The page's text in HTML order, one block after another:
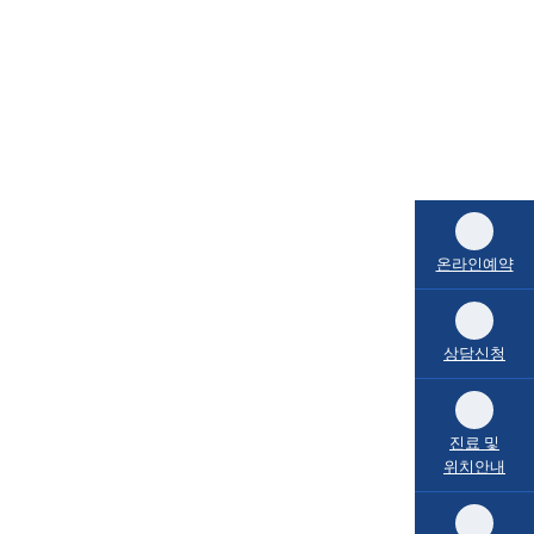
온라인예약
상담신청
진료 및
위치안내